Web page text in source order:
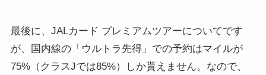
最後に、JALカード プレミアムツアーについてです
が、国内線の「ウルトラ先得」での予約はマイルが
75%（クラスJでは85%）しか貰えません。なので、